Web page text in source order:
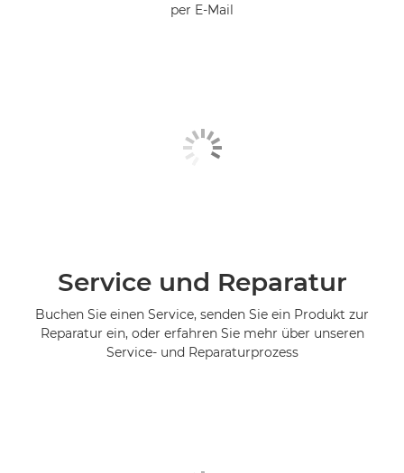
per E-Mail
Service und Reparatur
Buchen Sie einen Service, senden Sie ein Produkt zur
Reparatur ein, oder erfahren Sie mehr über unseren
Service- und Reparaturprozess